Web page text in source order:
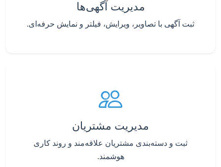
مدیریت آگهی‌ها
ثبت آگهی با تصاویر، ویرایش، فیلتر و نمایش حرفه‌ای.
مدیریت مشتریان
ثبت و دسته‌بندی مشتریان علاقه‌مند و روند کاری
هوشمند.